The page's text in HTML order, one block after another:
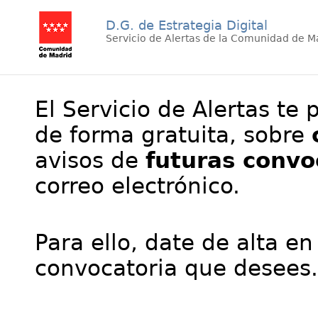
D.G. de Estrategia Digital
Servicio de Alertas de la Comunidad de
El Servicio de Alertas te
de forma gratuita, sobre
avisos de futuras
correo electrónico.
Para ello, date de alta
convocatoria que desees.